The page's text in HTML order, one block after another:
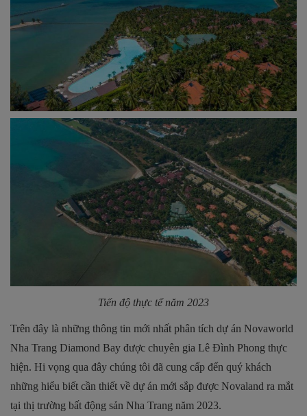
Tiến độ thực tế năm 2023
Trên đây là những thông tin mới nhất phân tích dự án Novaworld
Nha Trang Diamond Bay được chuyên gia Lê Đình Phong thực
hiện. Hi vọng qua đây chúng tôi đã cung cấp đến quý khách
những hiểu biết cần thiết về dự án mới sắp được Novaland ra mắt
tại thị trường bất động sản Nha Trang năm 2023.